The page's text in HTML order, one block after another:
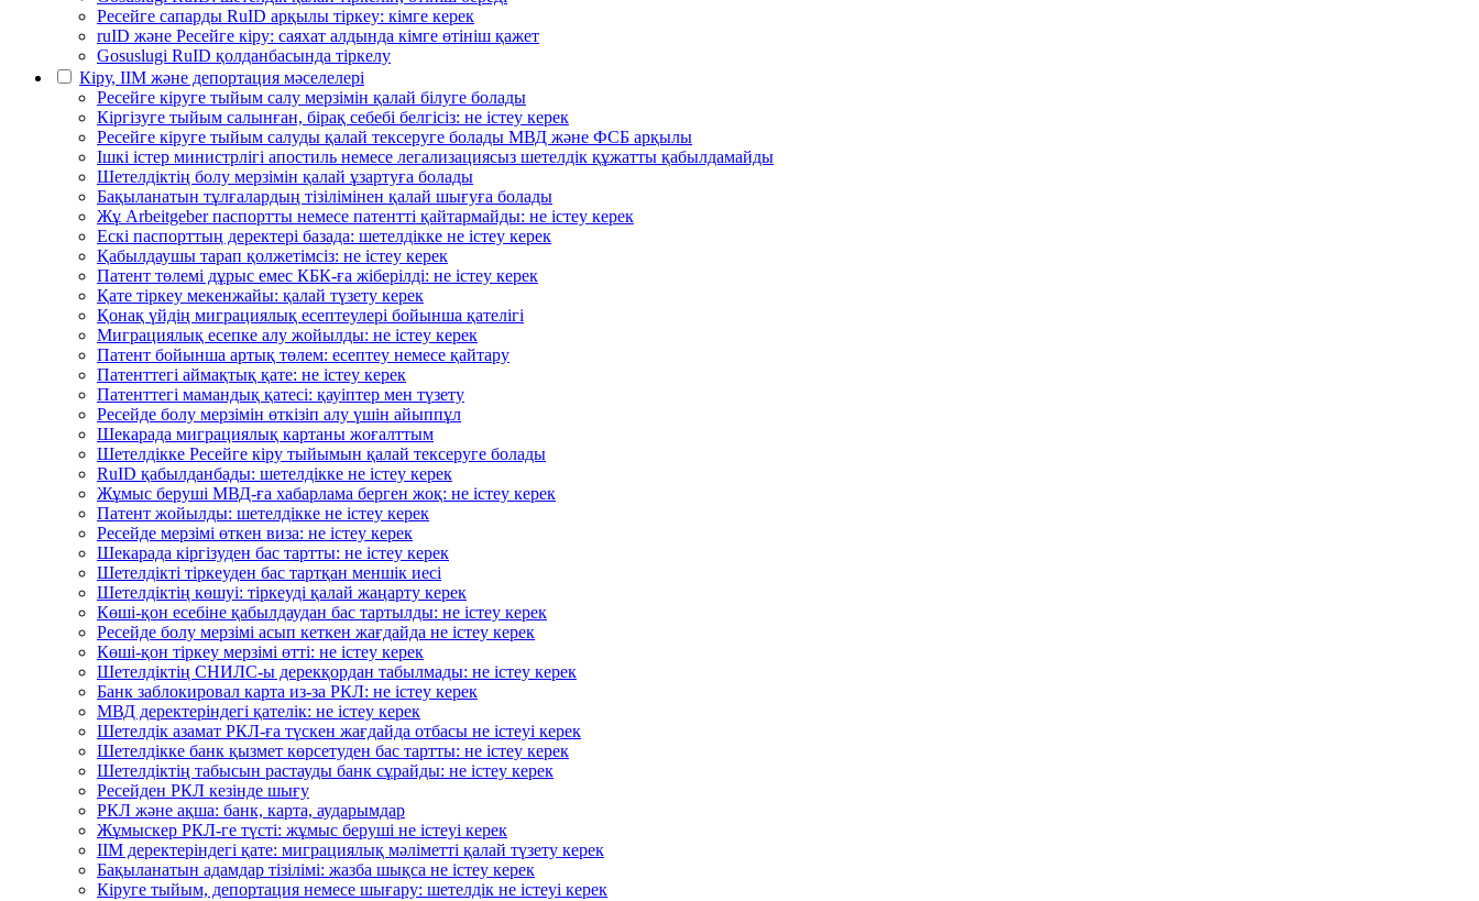
Ресейге сапарды RuID арқылы тіркеу: кімге керек
ruID және Ресейге кіру: саяхат алдында кімге өтініш қажет
Gosuslugi RuID қолданбасында тіркелу
Кіру, ІІМ және депортация мәселелері
Ресейге кіруге тыйым салу мерзімін қалай білуге болады
Кіргізуге тыйым салынған, бірақ себебі белгісіз: не істеу керек
Ресейге кіруге тыйым салуды қалай тексеруге болады МВД және ФСБ арқылы
Ішкі істер министрлігі апостиль немесе легализациясыз шетелдік құжатты қабылдамайды
Шетелдіктің болу мерзімін қалай ұзартуға болады
Бақыланатын тұлғалардың тізілімінен қалай шығуға болады
Жұ Arbeitgeber паспортты немесе патентті қайтармайды: не істеу керек
Ескі паспорттың деректері базада: шетелдікке не істеу керек
Қабылдаушы тарап қолжетімсіз: не істеу керек
Патент төлемі дұрыс емес КБК-ға жіберілді: не істеу керек
Қате тіркеу мекенжайы: қалай түзету керек
Қонақ үйдің миграциялық есептеулері бойынша қателігі
Миграциялық есепке алу жойылды: не істеу керек
Патент бойынша артық төлем: есептеу немесе қайтару
Патенттегі аймақтық қате: не істеу керек
Патенттегі мамандық қатесі: қауіптер мен түзету
Ресейде болу мерзімін өткізіп алу үшін айыппұл
Шекарада миграциялық картаны жоғалттым
Шетелдікке Ресейге кіру тыйымын қалай тексеруге болады
RuID қабылданбады: шетелдікке не істеу керек
Жұмыс беруші МВД-ға хабарлама берген жоқ: не істеу керек
Патент жойылды: шетелдікке не істеу керек
Ресейде мерзімі өткен виза: не істеу керек
Шекарада кіргізуден бас тартты: не істеу керек
Шетелдікті тіркеуден бас тартқан меншік иесі
Шетелдіктің көшуі: тіркеуді қалай жаңарту керек
Көші-қон есебіне қабылдаудан бас тартылды: не істеу керек
Ресейде болу мерзімі асып кеткен жағдайда не істеу керек
Көші-қон тіркеу мерзімі өтті: не істеу керек
Шетелдіктің СНИЛС-ы дерекқордан табылмады: не істеу керек
Банк заблокировал карта из-за РКЛ: не істеу керек
МВД деректеріндегі қателік: не істеу керек
Шетелдік азамат РКЛ-ға түскен жағдайда отбасы не істеуі керек
Шетелдікке банк қызмет көрсетуден бас тартты: не істеу керек
Шетелдіктің табысын растауды банк сұрайды: не істеу керек
Ресейден РКЛ кезінде шығу
РКЛ және ақша: банк, карта, аударымдар
Жұмыскер РКЛ-ге түсті: жұмыс беруші не істеуі керек
ІІМ деректеріндегі қате: миграциялық мәліметті қалай түзету керек
Бақыланатын адамдар тізілімі: жазба шықса не істеу керек
Кіруге тыйым, депортация немесе шығару: шетелдік не істеуі керек